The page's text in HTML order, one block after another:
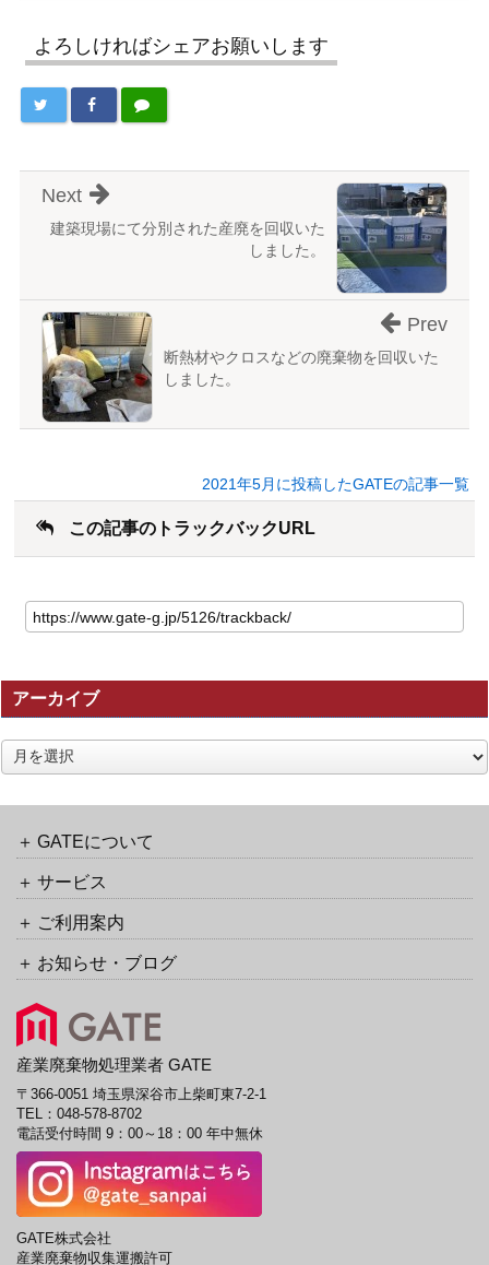
よろしければシェアお願いします
建築現場にて分別された産廃を回収いた
しました。
Next
断熱材やクロスなどの廃棄物を回収いた
しました。
Prev
2021年5月に投稿したGATEの記事一覧
この記事のトラックバックURL
の
記
の
ト
ラ
ッ
ク
ッ
URL
アーカイブ
ア
ー
GATEについて
サービス
ご利用案内
お知らせ・ブログ
産業廃棄物処理業者 GATE
〒366-0051 埼玉県深谷市上柴町東7-2-1
TEL： 048-578-8702
電話受付時間 9：00～18：00 年中無休
GATE株式会社
産業廃棄物収集運搬許可